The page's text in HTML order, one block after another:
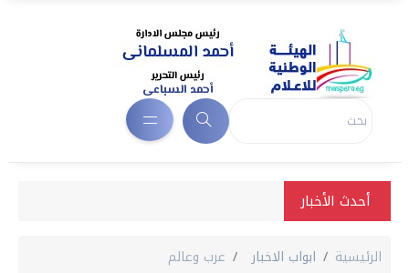
أحدث الأخبار
الرئيسية ابواب الاخبار عرب وعالم